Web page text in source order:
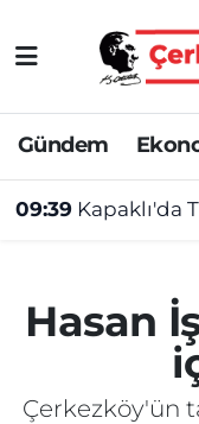
Gündem
09:39 Kapaklı'da
Hasan
Çerkezköy'ün
Asayiş
Ekonomi
Gündem
Manşet
Tekirdağ
Tekirdağ
Tekirdağ
Tekirdağ
Süper Lig
Tüm